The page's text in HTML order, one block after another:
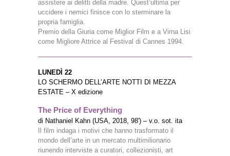
assistere ai delitti della madre. Quest’ultima per
uccidere i nemici finisce con lo sterminare la
propria famiglia.
Premio della Giuria come Miglior Film e a Virna Lisi
come Migliore Attrice al Festival di Cannes 1994.
LUNEDÌ 22
LO SCHERMO DELL’ARTE NOTTI DI MEZZA
ESTATE – X edizione
The Price of Everything
di Nathaniel Kahn (USA, 2018, 98′) – v.o. sot. ita
Il film indaga i motivi che hanno trasformato il
mondo dell’arte in un mercato multimilionario
riunendo interviste a curatori, collezionisti, art